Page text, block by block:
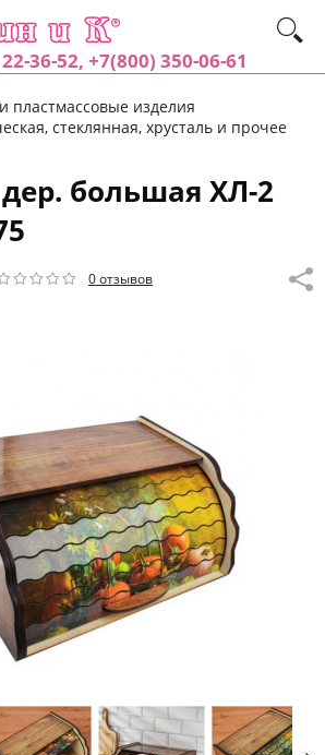
36-52, +7(800) 350-06-61
пластмассовые изделия
стеклянная, хрусталь и прочее
большая ХЛ-2
0 отзывов